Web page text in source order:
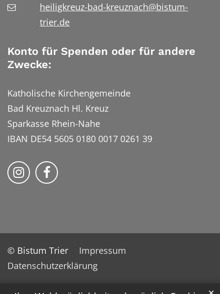
heiligkreuz-bad-kreuznach@bistum-
trier.de
Konto für Spenden oder für andere
Zwecke:
Katholische Kirchengemeinde
Bad Kreuznach Hl. Kreuz
Sparkasse Rhein-Nahe
IBAN DE54 5605 0180 0017 0261 39
Bistum Trier auf Instragram
Bistum Trier auf Facebook
© Bistum Trier
Impressum
Datenschutzerklärung